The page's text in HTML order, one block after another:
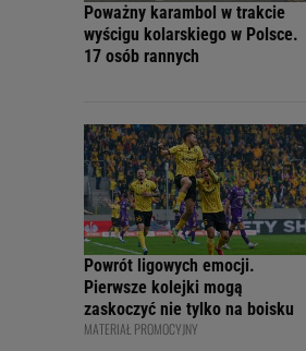
Poważny karambol w trakcie
wyścigu kolarskiego w Polsce.
17 osób rannych
Powrót ligowych emocji.
Pierwsze kolejki mogą
zaskoczyć nie tylko na boisku
MATERIAŁ PROMOCYJNY